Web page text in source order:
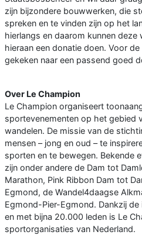
zijn bijzondere bouwwerken, die
spreken en te vinden zijn op het
hierlangs en daarom kunnen deze
hieraan een donatie doen. Voor
gekeken naar een passend goed
Over Le Champion
Le Champion organiseert
sportevenementen op het gebied
wandelen. De missie van de
mensen – jong en oud – te
sporten en te bewegen. Bekende
zijn onder andere de Dam tot
Marathon, Pink Ribbon Dam tot
Egmond, de Wandel4daagse
Egmond-Pier-Egmond. Dankzij
en met bijna 20.000 leden is Le
sportorganisaties van Nederland.